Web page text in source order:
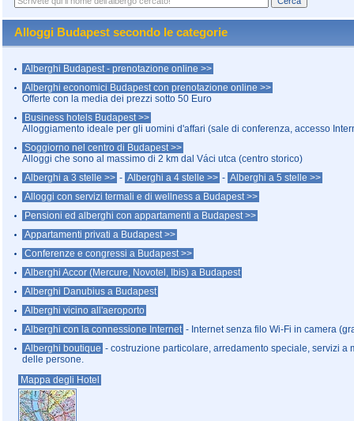
Alloggi Budapest secondo le categorie
Alberghi Budapest - prenotazione online >>
Alberghi economici Budapest con prenotazione online >>
Offerte con la media dei prezzi sotto 50 Euro
Business hotels Budapest >>
Alloggiamento ideale per gli uomini d'affari (sale di conferenza, accesso
Soggiorno nel centro di Budapest >>
Alloggi che sono al massimo di 2 km dal Váci utca (centro storico)
Alberghi a 3 stelle >> - Alberghi a 4 stelle >> - Alberghi a 5 stelle >>
Alloggi con servizi termali e di wellness a Budapest >>
Pensioni ed alberghi con appartamenti a Budapest >>
Appartamenti privati a Budapest >>
Conferenze e congressi a Budapest >>
Alberghi Accor (Mercure, Novotel, Ibis) a Budapest
Alberghi Danubius a Budapest
Alberghi vicino all'aeroporto
Alberghi con la connessione Internet - Internet senza filo Wi-Fi in camera
Alberghi boutique - costruzione particolare, arredamento speciale, servizi a
delle persone.
Mappa degli Hotel